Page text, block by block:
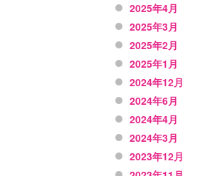
2025年4月
2025年3月
2025年2月
2025年1月
2024年12月
2024年6月
2024年4月
2024年3月
2023年12月